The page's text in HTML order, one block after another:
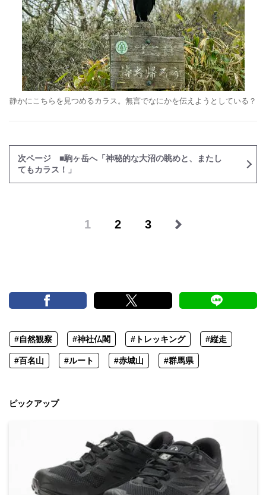
静かにこちらを見つめるカラス。無言でなにかを伝えようとしている？
次ページ ■駒ヶ岳へ「神秘的な大沼の眺めと、またし
てもカラス！」
1 2 3
#自然観察 #神社仏閣 #トレッキング #縦走
#百名山 #ルート #赤城山 #群馬県
ピックアップ